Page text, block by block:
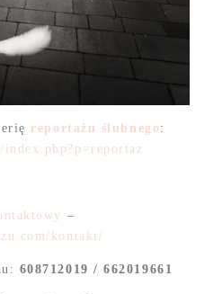
reportażu ślubnego :
–
kontakt/
608712019 / 662019661